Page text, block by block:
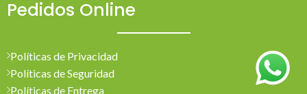
Pedidos Online
Políticas de Privacidad
Políticas de Seguridad
Políticas de Entrega